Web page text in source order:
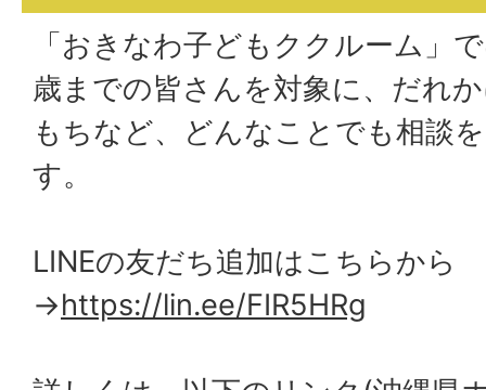
「おきなわ子どもククルーム」
歳までの皆さんを対象に、だれ
もちなど、どんなことでも相談
す。
LINEの友だち追加はこちらから
→https://lin.ee/FIR5HRg